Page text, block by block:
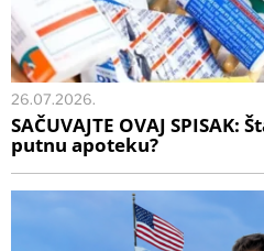
26.07.2026.
SAČUVAJTE OVAJ
putnu apoteku?